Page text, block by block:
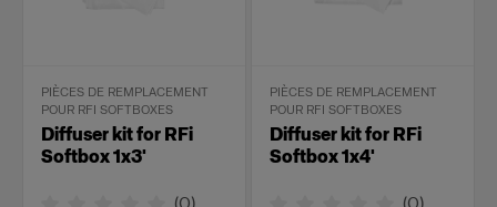
PIÈCES DE REMPLACEMENT
POUR RFI SOFTBOXES
Diffuser kit for RFi
Softbox 1x3'
PIÈCES DE REMPLACEMENT
POUR RFI SOFTBOXES
Diffuser kit for RFi
Softbox 1x4'